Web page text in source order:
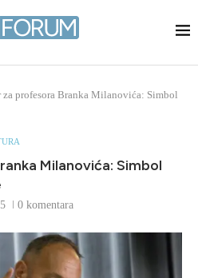
za profesora Branka Milanovića: Simbol
Milanovića: Simbol
0 komentara